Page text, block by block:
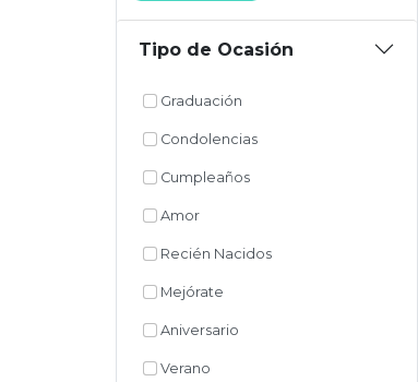
Tipo de Ocasión
Graduación
Condolencias
Cumpleaños
Amor
Recién Nacidos
Mejórate
Aniversario
Verano